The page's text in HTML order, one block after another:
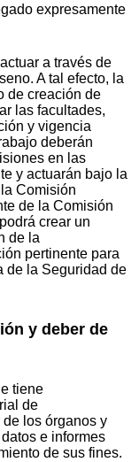
expresamente
a través de
A tal efecto, la
de creación de
las facultades,
y vigencia
deberán
en las
y actuarán bajo la
Comisión
de la Comisión
crear un
de la
pertinente para
de la Seguridad de
y deber de
tiene
de
los órganos y
e informes
de sus fines.